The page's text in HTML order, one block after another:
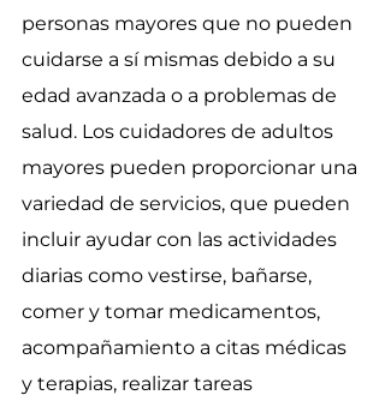
personas mayores que no pueden
cuidarse a sí mismas debido a su
edad avanzada o a problemas de
salud. Los cuidadores de adultos
mayores pueden proporcionar una
variedad de servicios, que pueden
incluir ayudar con las actividades
diarias como vestirse, bañarse,
comer y tomar medicamentos,
acompañamiento a citas médicas
y terapias, realizar tareas